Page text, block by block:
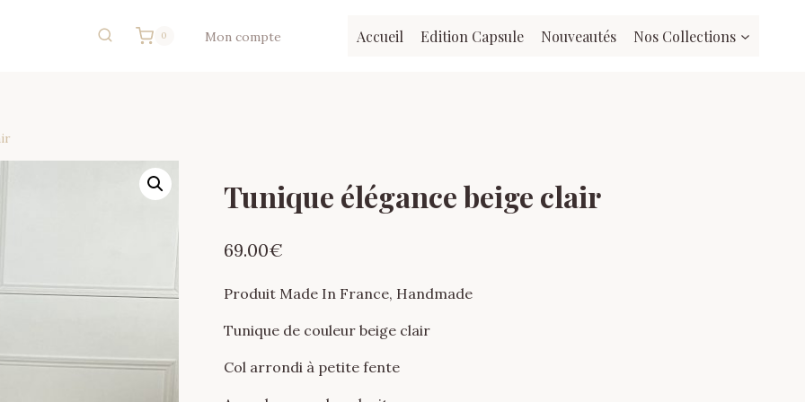
0 Mon compte Accueil Edition Capsule Nouveautés Nos Collections
Tunique élégance beige clair
69.00€
Produit Made In France, Handmade
Tunique de couleur beige clair
Col arrondi à petite fente